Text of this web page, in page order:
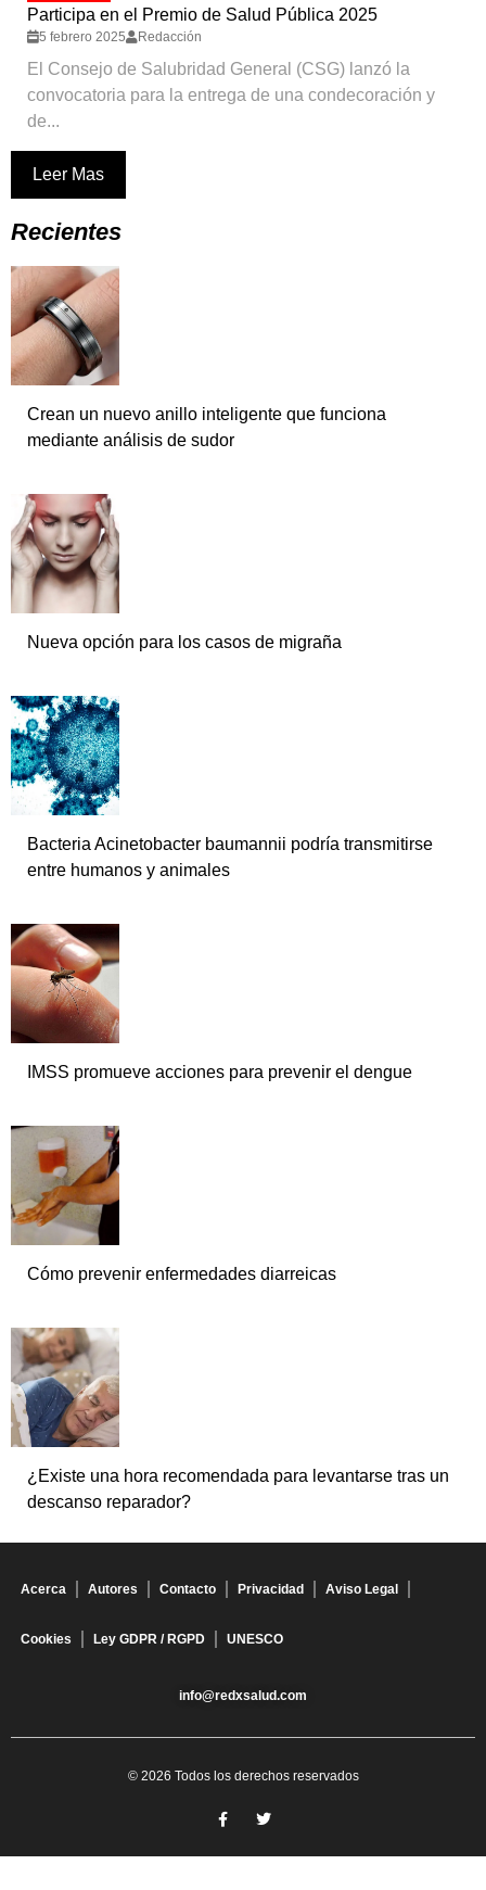
Participa en el Premio de Salud Pública 2025
5 febrero 2025 Redacción
El Consejo de Salubridad General (CSG) lanzó la
convocatoria para la entrega de una condecoración y
de...
Leer Mas
Recientes
Crean un nuevo anillo inteligente que funciona
mediante análisis de sudor
Nueva opción para los casos de migraña
Bacteria Acinetobacter baumannii podría transmitirse
entre humanos y animales
IMSS promueve acciones para prevenir el dengue
Cómo prevenir enfermedades diarreicas
¿Existe una hora recomendada para levantarse tras un
descanso reparador?
Acerca Autores Contacto Privacidad Aviso Legal
Cookies Ley GDPR / RGPD UNESCO
info@redxsalud.com
© 2026 Todos los derechos reservados